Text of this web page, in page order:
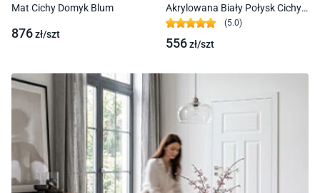
Mat Cichy Domyk Blum
876zł/szt
Akrylowana Biały Połysk Cichy
Domyk Blum
(5.0)
556zł/szt